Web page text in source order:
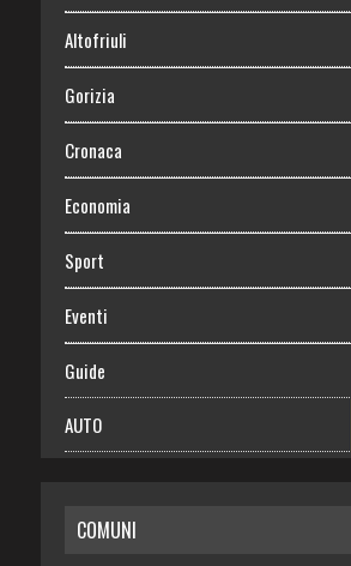
Altofriuli
Gorizia
Cronaca
Economia
Sport
Eventi
Guide
AUTO
RISPARMIO
COMUNI